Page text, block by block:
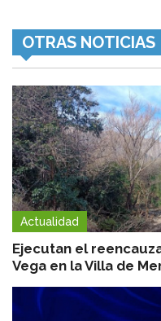
OTRAS NOTICIAS
Actualidad
Ejecutan el
Vega en la Villa de